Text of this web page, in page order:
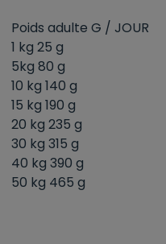
Poids adulte G / JOUR
1 kg 25 g
5kg 80 g
10 kg 140 g
15 kg 190 g
20 kg 235 g
30 kg 315 g
40 kg 390 g
50 kg 465 g